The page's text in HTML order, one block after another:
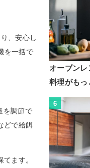
、安心し
を一括で
を調節で
どで給餌
ます。
オーブンレ
料理がもっ
6